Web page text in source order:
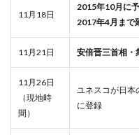
11月18日
2015年10月に
2017年4月まで
11月21日 安倍晋三首相・
11月26日
（現地時
間）
ユネスコが日本
に登録